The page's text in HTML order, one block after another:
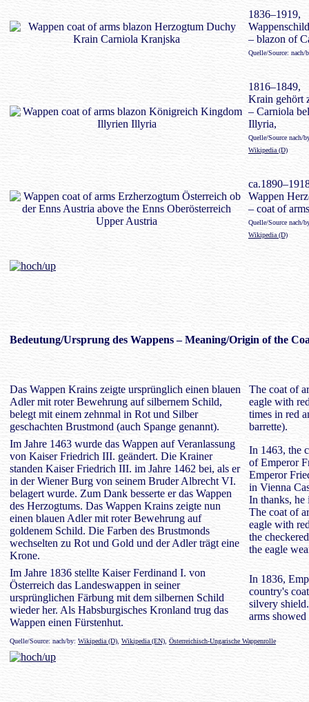
1836–1919,
– blazon of
Quelle/Source: nach/
1816–1849,
Krain gehört
– Carniola
Illyria,
Quelle/Source nach/
Wikipedia (D)
Wappen
– coat of
Quelle/Source nach/
Wikipedia (D)
Bedeutung/Ursprung des Wappens– Meaning/Origin of the
Das Wappen Krains zeigte ursprünglich einen blauen
Adler mit roter Bewehrung auf silbernem Schild,
belegt mit einem zehnmal in Rot und Silber
geschachten Brustmond (auch Spange genannt).
The coat of
eagle with
times in red
barrette).
Im Jahre 1463 wurde das Wappen auf Veranlassung
von Kaiser Friedrich III. geändert. Die Krainer
standen Kaiser Friedrich III. im Jahre 1462 bei, als er
in der Wiener Burg von seinem Bruder Albrecht VI.
belagert wurde. Zum Dank besserte er das Wappen
des Herzogtums. Das Wappen Krains zeigte nun
einen blauen Adler mit roter Bewehrung auf
goldenem Schild. Die Farben des Brustmonds
wechselten zu Rot und Gold und der Adler trägt eine
Krone.
In 1463, the
of Emperor
Emperor
in Vienna
In thanks, he
The coat of
eagle with
the
the eagle
Im Jahre 1836 stellte Kaiser Ferdinand I. von
Österreich das Landeswappen in seiner
ursprünglichen Färbung mit dem silbernen Schild
wieder her. Als Habsburgisches Kronland trug das
Wappen einen Fürstenhut.
In 1836,
country's
silvery
arms
Quelle/Source: nach/by: Wikipedia (D) Wikipedia (EN) Österreichisch-Ungarische Wappenrolle